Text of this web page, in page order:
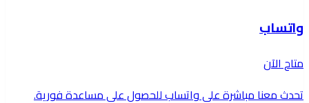
واتساب
متاح الآن
تحدث معنا مباشرة على واتساب للحصول على مساعدة فورية.